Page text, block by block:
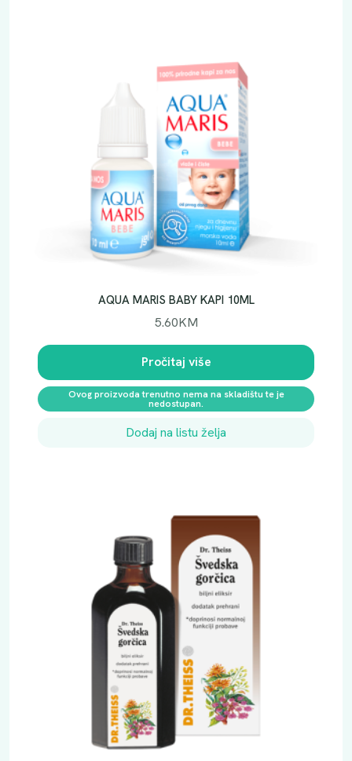
AQUA MARIS BABY KAPI 10ML
5.60KM
Pročitaj više
Ovog proizvoda trenutno nema na skladištu te je
nedostupan.
Dodaj na listu želja